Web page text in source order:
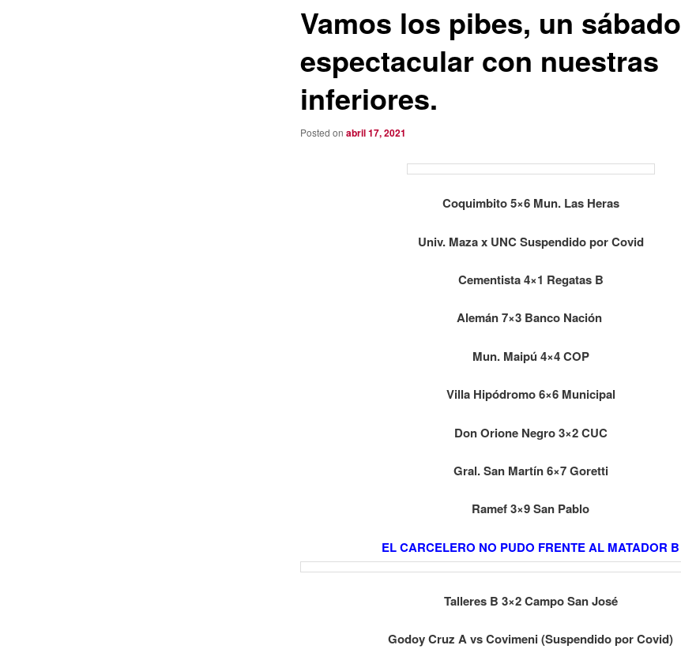
Vamos los pibes, un sábado
espectacular con nuestras
inferiores.
Posted on abril 17, 2021
Coquimbito 5×6 Mun. Las Heras
Univ. Maza x UNC Suspendido por Covid
Cementista 4×1 Regatas B
Alemán 7×3 Banco Nación
Mun. Maipú 4×4 COP
Villa Hipódromo 6×6 Municipal
Don Orione Negro 3×2 CUC
Gral. San Martín 6×7 Goretti
Ramef 3×9 San Pablo
EL CARCELERO NO PUDO FRENTE AL MATADOR B
Talleres B 3×2 Campo San José
Godoy Cruz A vs Covimeni (Suspendido por Covid)